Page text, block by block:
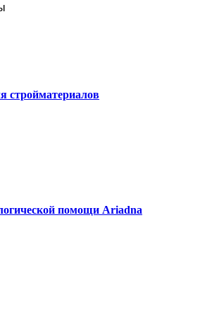
стройматериалов
помощи Ariadna